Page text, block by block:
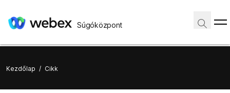
Súgóközpont
Kezdőlap / Cikk